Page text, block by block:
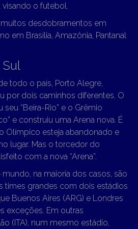
o futebol.
muitos desdobramentos em
em Brasília, Amazônia, Pantanal
todo o país, Porto Alegre,
por dois caminhos diferentes. O
“Beira-Rio” e o Grêmio
e construiu uma Arena nova. É
Olímpico esteja abandonado e
lugar. Mas o torcedor do
com a nova “Arena”.
na maioria dos casos, são
times grandes com dois estádios
Buenos Aires (ARG) e Londres
exceções. Em outras
(ITA), num mesmo estádio,